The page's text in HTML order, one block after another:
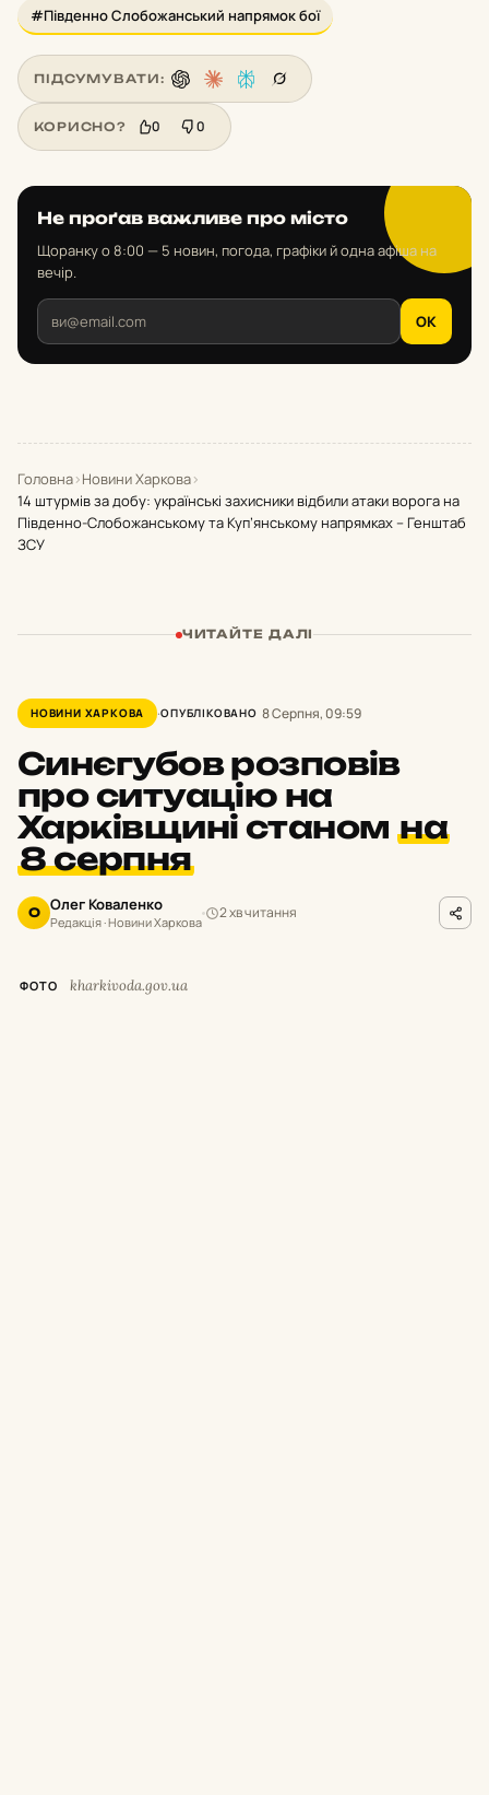
#Південно Слобожанський напрямок бої
ПІДСУМУВАТИ:
КОРИСНО? 0 0
Не проґав важливе про місто
Щоранку о 8:00 — 5 новин, погода, графіки й одна афіша на
вечір.
OK
Головна›Новини Харкова›
14 штурмів за добу: українські захисники відбили атаки ворога на
Південно-Слобожанському та Куп’янському напрямках – Генштаб
ЗСУ
ЧИТАЙТЕ ДАЛІ
НОВИНИ ХАРКОВА ОПУБЛІКОВАНО 8 Серпня, 09:59
Синєгубов розповів
про ситуацію на
Харківщині станом на
8 серпня
О Олег Коваленко
Редакція · Новини Харкова
2 хв читання
ФОТО kharkivoda.gov.ua